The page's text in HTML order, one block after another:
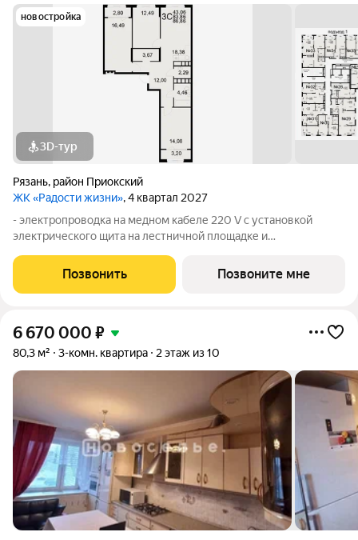
новостройка
3D-тур
Рязань, район Приокский
ЖК «Радости жизни», 4 квартал 2027
- электропроводка на медном кабеле 220 V с установкой
электрического щита на лестничной площадке и
стен, кроме стен лоджий, откосов дверных и оконных
проемов, ниш прохождения стояков
Позвонить Позвоните мне
6 670 000 ₽
80,3 м² 3-комн. квартира 2 этаж из 10